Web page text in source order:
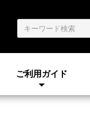
ご利用ガイド